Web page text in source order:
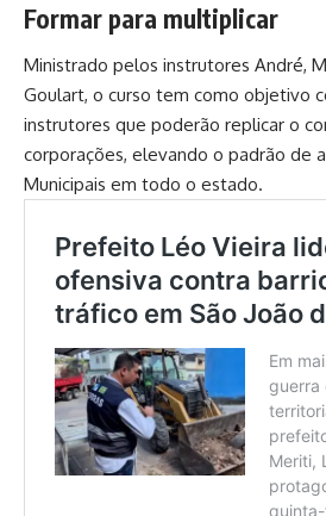
Formar para multiplicar
Ministrado pelos instrutores André,
Goulart, o curso tem como objetivo
instrutores que poderão replicar o
corporações, elevando o padrão de
Municipais em todo o estado.